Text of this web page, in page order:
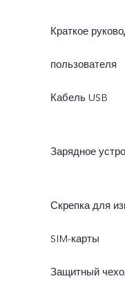
Краткое
пользователя
Кабель USB
Зарядное
Скрепка для
SIM-карты
Защитный